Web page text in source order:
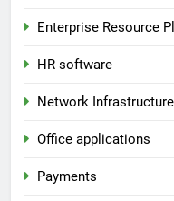
Enterprise Resource
HR software
Network Infrastructure
Office applications
Payments